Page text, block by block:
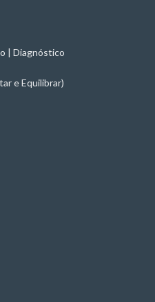
| Diagnóstico
e Equilibrar)